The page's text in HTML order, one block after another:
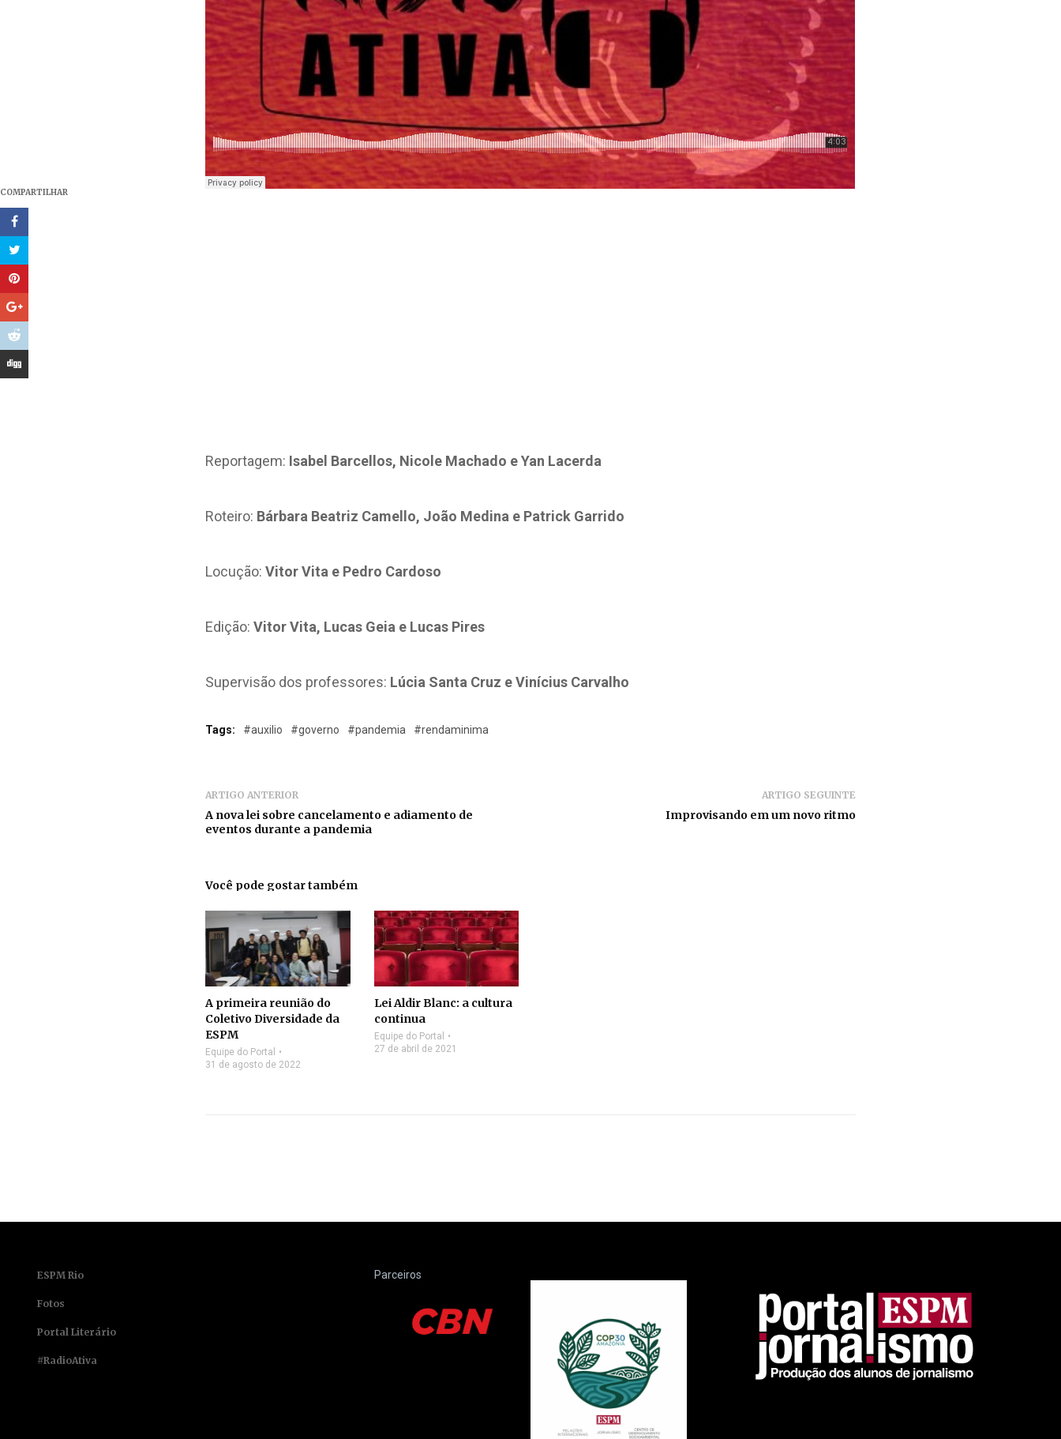
COMPARTILHAR
Reportagem: Isabel Barcellos, Nicole Machado e Yan Lacerda
Roteiro: Bárbara Beatriz Camello, João Medina e Patrick Garrido
Locução:Vitor Vita e Pedro Cardoso
Edição:Vitor Vita, Lucas Geia e Lucas Pires
Supervisão dos professores: Lúcia Santa Cruz e Vinícius Carvalho
Tags: #auxilio #governo #pandemia #rendaminima
ARTIGO ANTERIOR
A nova lei sobre cancelamento e adiamento de
eventos durante a pandemia
ARTIGO SEGUINTE
Improvisando em um novo ritmo
Você pode gostar também
A primeira reunião do
Coletivo Diversidade da
ESPM
Equipe do Portal
31 de agosto de 2022
Lei Aldir Blanc: a cultura
continua
Equipe do Portal
27 de abril de 2021
ESPM Rio
Fotos
Portal Literário
#RadioAtiva
Parceiros